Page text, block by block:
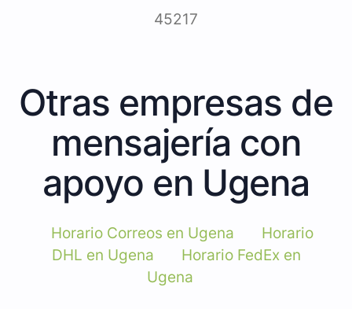
45217
Otras empresas de
mensajería con
apoyo en Ugena
Horario Correos en Ugena
Horario
DHL en Ugena
Horario FedEx en
Ugena